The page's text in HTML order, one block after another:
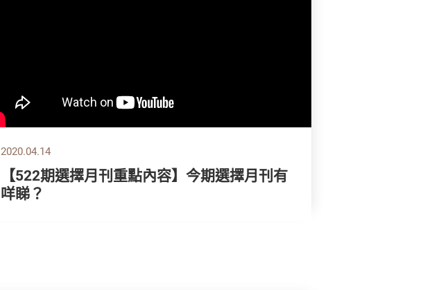
2020.04.14
【522期選擇月刊重點內容】今期選擇月刊有
咩睇？